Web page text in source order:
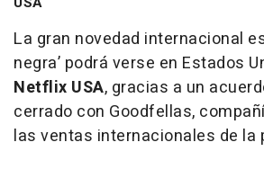
La gran novedad internacional
negra’ podrá verse en Estados
Netflix USA, gracias a un
cerrado con Goodfellas,
las ventas internacionales de la